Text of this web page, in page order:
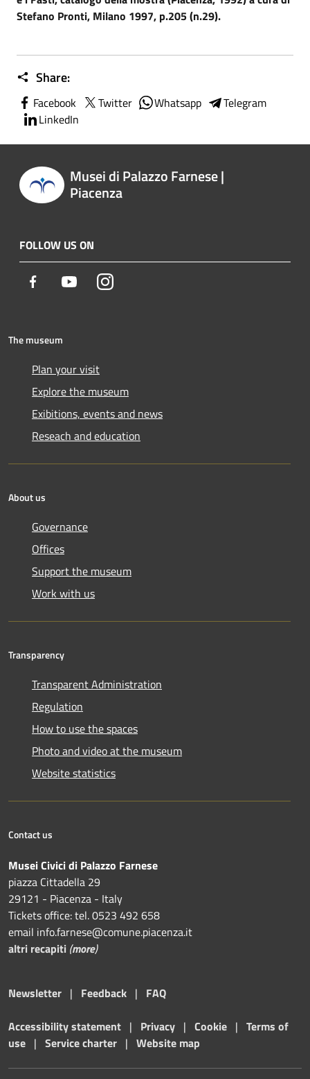
Stefano Pronti, Milano 1997, p.205 (n.29).
Share:
Facebook Twitter Whatsapp
Telegram
LinkedIn
Musei di Palazzo Farnese |
Piacenza
FOLLOW US ON
Facebook YoutubeInstagram
The museum
Plan your visit
Explore the museum
Exibitions, events and news
Reseach and education
About us
Governance
Offices
Support the museum
Work with us
Transparency
Transparent Administration
Regulation
How to use the spaces
Photo and video at the museum
Website statistics
Contact us
Musei Civici di Palazzo Farnese
piazza Cittadella 29
29121 - Piacenza - Italy
Tickets office: tel. 0523 492 658
email info.farnese@comune.piacenza.it
altri recapiti (more)
Newsletter | Feedback | FAQ
Accessibility statement | Privacy | Cookie | Terms of
use | Service charter | Website map